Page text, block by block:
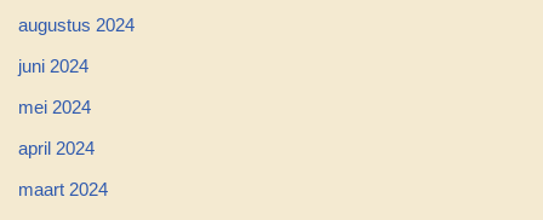
augustus 2024
juni 2024
mei 2024
april 2024
maart 2024